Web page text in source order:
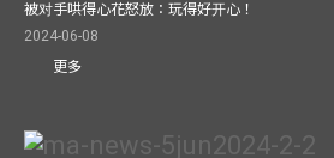
被对手哄得心花怒放：玩得好开心！
2024-06-08
更多